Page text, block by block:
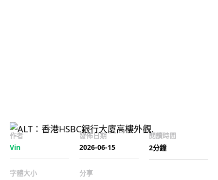
作者
Vin
發佈日期
2026-06-15
閱讀時間
2分鐘
字體大小
分享